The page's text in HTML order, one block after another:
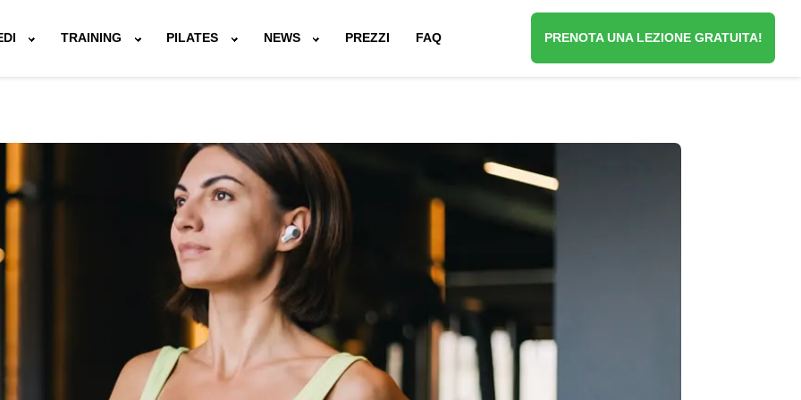
TRAINING PILATES NEWS PREZZI FAQ PRENOTA UNA LEZIONE GRATUITA!